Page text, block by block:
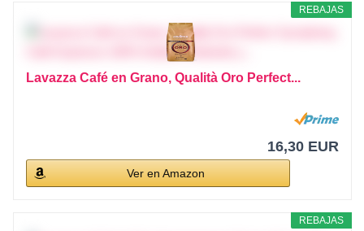
REBAJAS
Lavazza Café en Grano, Qualità Oro Perfect...
16,30 EUR
Ver en Amazon
REBAJAS